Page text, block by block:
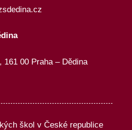
161 00 Praha – Dědina
škol v České republice